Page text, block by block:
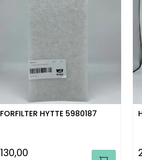
FORFILTER HYTTE 5980187
130,00